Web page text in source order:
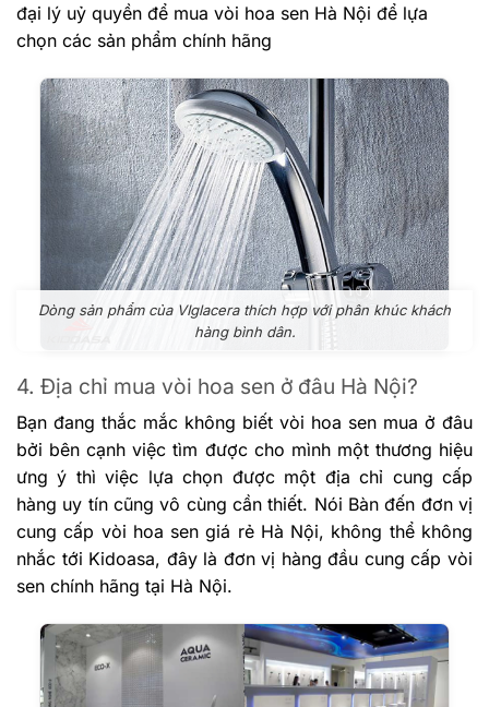
đại lý uỷ quyền để mua vòi hoa sen Hà Nội để lựa
chọn các sản phẩm chính hãng
Dòng sản phẩm của VIglacera thích hợp với phân khúc khách
hàng bình dân.
4. Địa chỉ mua vòi hoa sen ở đâu Hà Nội?
Bạn đang thắc mắc không biết vòi hoa sen mua ở đâu
bởi bên cạnh việc tìm được cho mình một thương hiệu
ưng ý thì việc lựa chọn được một địa chỉ cung cấp
hàng uy tín cũng vô cùng cần thiết. Nói Bàn đến đơn vị
cung cấp vòi hoa sen giá rẻ Hà Nội, không thể không
nhắc tới Kidoasa, đây là đơn vị hàng đầu cung cấp vòi
sen chính hãng tại Hà Nội.